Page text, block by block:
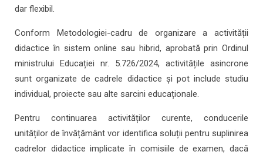
dar flexibil.
Conform Metodologiei-cadru de organizare a activității
didactice în sistem online sau hibrid, aprobată prin Ordinul
ministrului Educației nr. 5.726/2024, activitățile asincrone
sunt organizate de cadrele didactice și pot include studiu
individual, proiecte sau alte sarcini educaționale.
Pentru continuarea activităților curente, conducerile
unităților de învățământ vor identifica soluții pentru suplinirea
cadrelor didactice implicate în comisiile de examen, dacă